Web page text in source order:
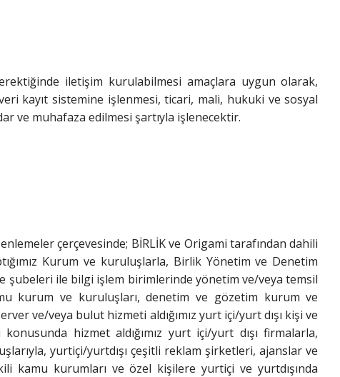
iletişim kurulabilmesi amaçlara uygun olarak,
kayıt sistemine işlenmesi, ticari, mali, hukuki ve sosyal
ve muhafaza edilmesi şartıyla işlenecektir.
çerçevesinde; BİRLİK ve Origami tarafından dahili
Kurum ve kuruluşlarla, Birlik Yönetim ve Denetim
şubeleri ile bilgi işlem birimlerinde yönetim ve/veya temsil
kurum ve kuruluşları, denetim ve gözetim kurum ve
ve/veya bulut hizmeti aldığımız yurt içi/yurt dışı kişi ve
hizmet aldığımız yurt içi/yurt dışı firmalarla,
yurtiçi/yurtdışı çeşitli reklam şirketleri, ajanslar ve
kamu kurumları ve özel kişilere yurtiçi ve yurtdışında